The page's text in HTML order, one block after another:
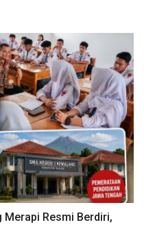
Merapi Resmi Berdiri,